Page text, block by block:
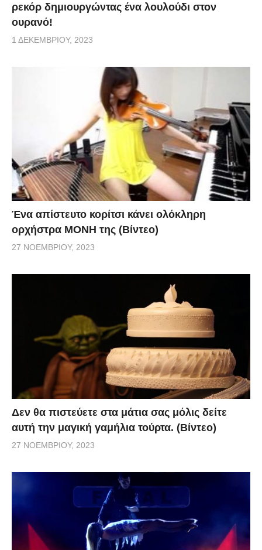
ρεκόρ δημιουργώντας ένα λουλούδι στον
ουρανό!
1 ΔΕΚΕΜΒΡΊΟΥ, 2023
Ένα απίστευτο κορίτσι κάνει ολόκληρη
ορχήστρα ΜΟΝΗ της (Βίντεο)
27 ΝΟΕΜΒΡΊΟΥ, 2023
Δεν θα πιστεύετε στα μάτια σας μόλις δείτε
αυτή την μαγική γαμήλια τούρτα. (Βίντεο)
27 ΝΟΕΜΒΡΊΟΥ, 2023